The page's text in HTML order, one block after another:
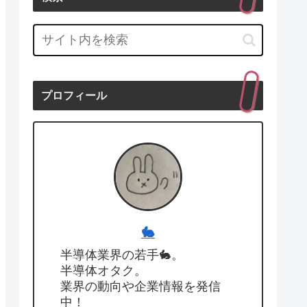
プロフィール
🐇
半導体業界の若手🐇。
半導体オタク。
業界の動向や企業情報を発信
中！